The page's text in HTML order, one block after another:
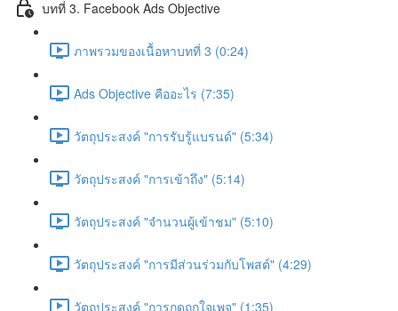
บทที่ 3. Facebook Ads Objective
ภาพรวมของเนื้อหาบทที่ 3 (0:24)
Ads Objective คืออะไร (7:35)
วัตถุประสงค์ "การรับรู้แบรนด์" (5:34)
วัตถุประสงค์ "การเข้าถึง" (5:14)
วัตถุประสงค์ "จำนวนผู้เข้าชม" (5:10)
วัตถุประสงค์ "การมีส่วนร่วมกับโพสต์" (4:29)
วัตถุประสงค์ "การกดถูกใจเพจ" (1:35)